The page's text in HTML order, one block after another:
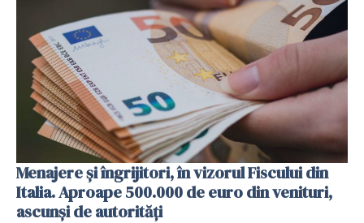
Menajere și îngrijitori, în vizorul Fiscului din
Italia. Aproape 500.000 de euro din venituri,
ascunși de autorități